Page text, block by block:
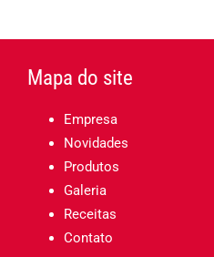
Mapa do site
Empresa
Novidades
Produtos
Galeria
Receitas
Contato